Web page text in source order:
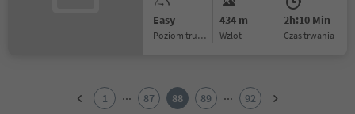
Easy
Poziom trudności
434 m
Wzlot
2h:10 Min
czas trwania
1 ... 87 88 89 ...
92